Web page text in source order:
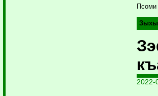
2022-